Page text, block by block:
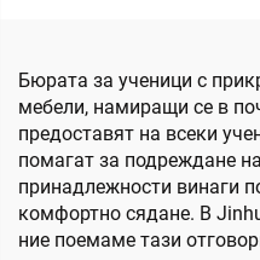
Бюрата за ученици с
мебели, намиращи се в
предоставят на всеки
помагат за подреждане
принадлежности винаги
комфортно сядане. В
ние поемаме тази